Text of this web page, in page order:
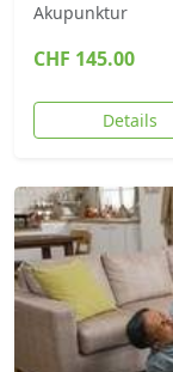
Akupunktur
CHF 145.00
Details